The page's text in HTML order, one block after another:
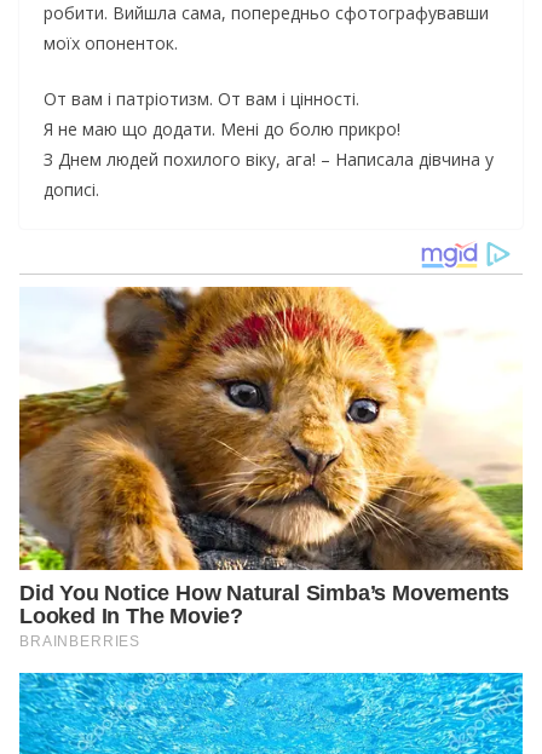
робити. Вийшла сама, попередньо сфотографувавши
моїх опоненток.
От вам і патріотизм. От вам і цінності.
Я не маю що додати. Мені до болю прикро!
З Днем людей похилого віку, ага! – Написала дівчина у
дописі.